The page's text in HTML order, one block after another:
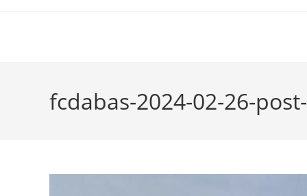
fcdabas-2024-02-26-